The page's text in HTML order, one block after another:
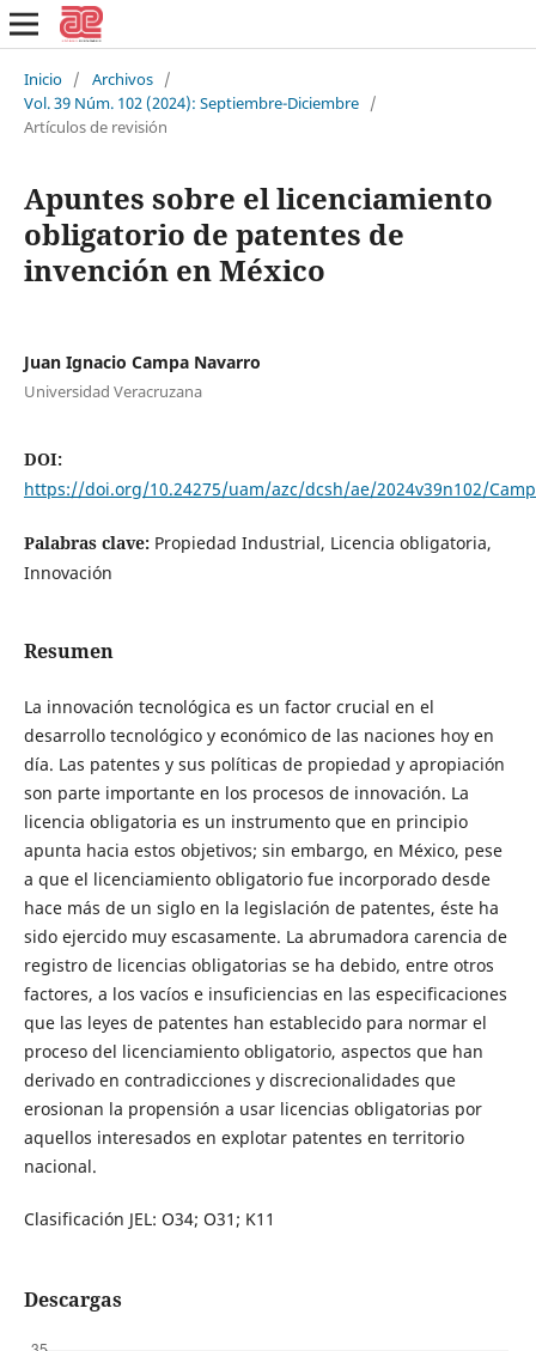
Inicio / Archivos /
Vol. 39 Núm. 102 (2024): Septiembre-Diciembre /
Artículos de revisión
Apuntes sobre el licenciamiento
obligatorio de patentes de
invención en México
Juan Ignacio Campa Navarro
Universidad Veracruzana
DOI:
https://doi.org/10.24275/uam/azc/dcsh/ae/2024v39n102/
Palabras clave: Propiedad Industrial, Licencia obligatoria,
Innovación
Resumen
La innovación tecnológica es un factor crucial en el
desarrollo tecnológico y económico de las naciones hoy en
día. Las patentes y sus políticas de propiedad y apropiación
son parte importante en los procesos de innovación. La
licencia obligatoria es un instrumento que en principio
apunta hacia estos objetivos; sin embargo, en México, pese
a que el licenciamiento obligatorio fue incorporado desde
hace más de un siglo en la legislación de patentes, éste ha
sido ejercido muy escasamente. La abrumadora carencia de
registro de licencias obligatorias se ha debido, entre otros
factores, a los vacíos e insuficiencias en las especificaciones
que las leyes de patentes han establecido para normar el
proceso del licenciamiento obligatorio, aspectos que han
derivado en contradicciones y discrecionalidades que
erosionan la propensión a usar licencias obligatorias por
aquellos interesados en explotar patentes en territorio
nacional.
Clasificación JEL: O34; O31; K11
Descargas